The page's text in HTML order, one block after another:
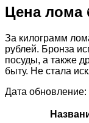
Цена лома
За килограмм
рублей. Бронза
посуды, а также
быту. Не стала
Дата обновление: